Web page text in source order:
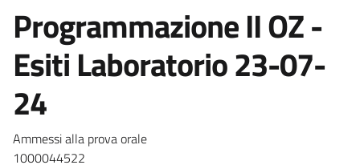
Programmazione II OZ -
Esiti Laboratorio 23-07-
24
Ammessi alla prova orale
1000044522